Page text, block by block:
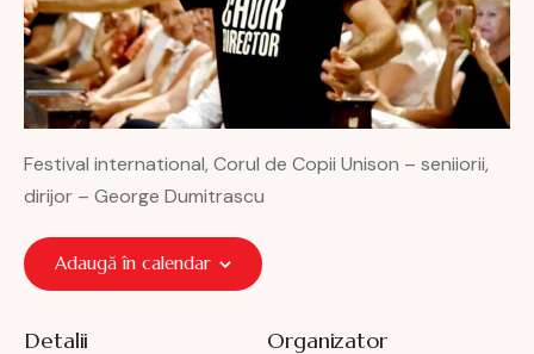
Festival international, Corul de Copii Unison – seniiorii,
dirijor – George Dumitrascu
Adaugă în calendar
Detalii Organizator